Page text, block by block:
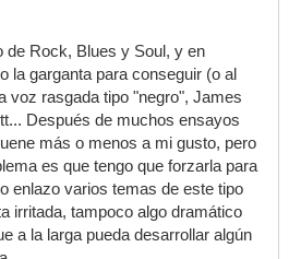
de Rock, Blues y Soul, y en
la garganta para conseguir (o al
voz rasgada tipo "negro", James
Después de muchos ensayos
más o menos a mi gusto, pero
es que tengo que forzarla para
enlazo varios temas de este tipo
irritada, tampoco algo dramático
a la larga pueda desarrollar algún